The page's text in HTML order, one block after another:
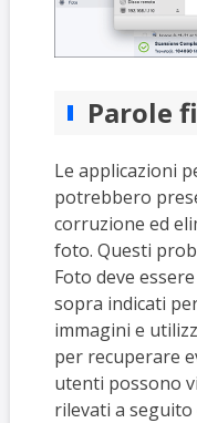
Parole
Le applicazioni
potrebbero
corruzione ed
foto. Questi
Foto deve
sopra indicati
immagini e
per recuperare
utenti possono
rilevati a seguito